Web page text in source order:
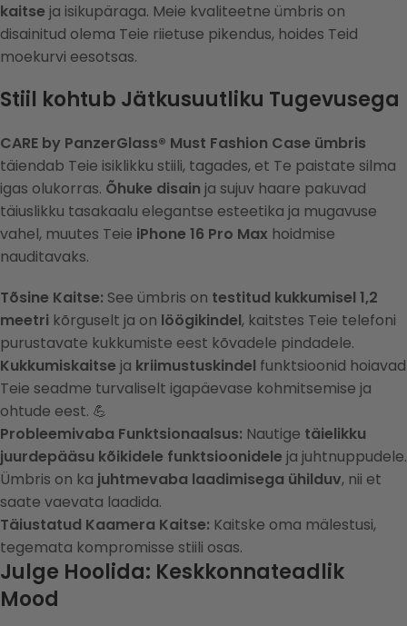
kaitse ja isikupäraga. Meie kvaliteetne ümbris on
disainitud olema Teie riietuse pikendus, hoides Teid
moekurvi eesotsas.
Stiil kohtub Jätkusuutliku Tugevusega
CARE by PanzerGlass® Must Fashion Case ümbris
täiendab Teie isiklikku stiili, tagades, et Te paistate silma
igas olukorras. Õhuke disain ja sujuv haare pakuvad
täiuslikku tasakaalu elegantse esteetika ja mugavuse
vahel, muutes Teie iPhone 16 Pro Max hoidmise
nauditavaks.
Tõsine Kaitse: See ümbris on testitud kukkumisel 1,2
meetri kõrguselt ja on löögikindel, kaitstes Teie telefoni
purustavate kukkumiste eest kõvadele pindadele.
Kukkumiskaitse ja kriimustuskindel funktsioonid hoiavad
Teie seadme turvaliselt igapäevase kohmitsemise ja
ohtude eest. 💪
Probleemivaba Funktsionaalsus: Nautige täielikku
juurdepääsu kõikidele funktsioonidele ja juhtnuppudele.
Ümbris on ka juhtmevaba laadimisega ühilduv, nii et
saate vaevata laadida.
Täiustatud Kaamera Kaitse: Kaitske oma mälestusi,
tegemata kompromisse stiili osas.
Julge Hoolida: Keskkonnateadlik
Mood